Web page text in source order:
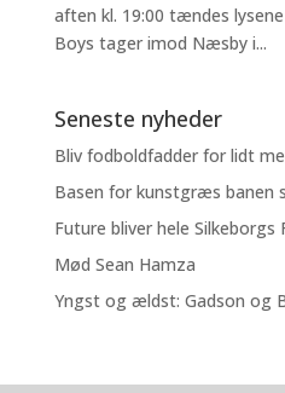
aften kl. 19:00 tændes lysene
Boys tager imod Næsby i...
Seneste nyheder
Bliv fodboldfadder for lidt
Basen for kunstgræs banen
Future bliver hele Silkeborgs
Mød Sean Hamza
Yngst og ældst: Gadson og